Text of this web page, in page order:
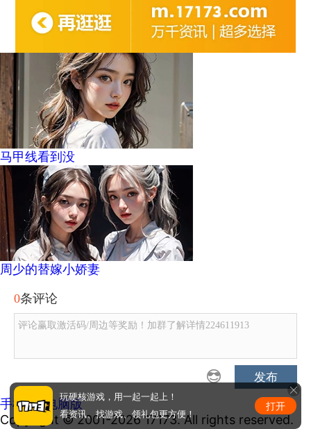
马甲线看到没
周少的替嫁小娇妻
0条评论
评论赢取激活码/周边等奖励！加群了解详情224611913
发布
手机版|电脑版
Copyright © 2001-2026 17173. All rights reserved.
玩硬核游戏，用一起一起上！
看资讯、找游戏、领礼包更方便！
打开